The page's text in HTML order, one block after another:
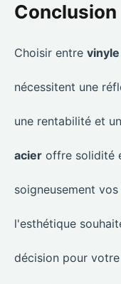
Conclusion
Choisir entre vinyle
nécessitent une
une rentabilité et
acier offre solidité
soigneusement
l'esthétique
décision pour